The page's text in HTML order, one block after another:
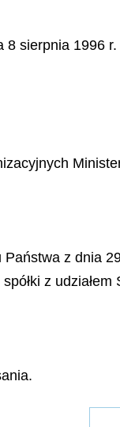
sierpnia 1996
z dnia
z udziałem